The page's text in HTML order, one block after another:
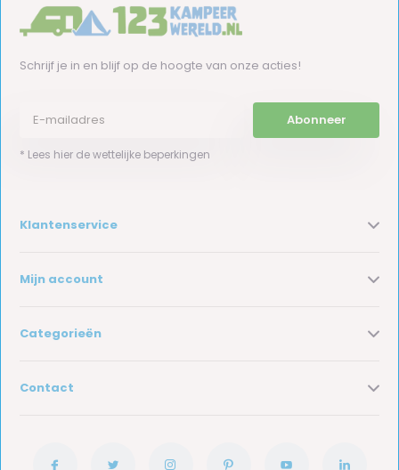
Schrijf je in en blijf op de hoogte van onze acties!
Abonneer
* Lees hier de wettelijke beperkingen
Klantenservice
Mijn account
Categorieën
Contact